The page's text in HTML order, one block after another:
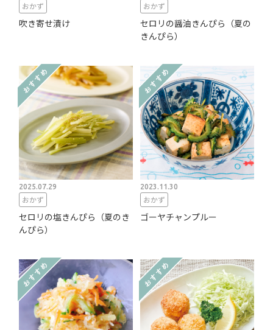
おかず
吹き寄せ漬け
おかず
セロリの醤油きんぴら（夏の
きんぴら）
2025.07.29
おかず
セロリの塩きんぴら（夏のき
んぴら）
2023.11.30
おかず
ゴーヤチャンプルー